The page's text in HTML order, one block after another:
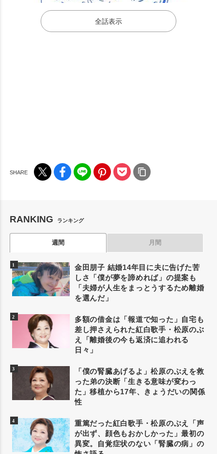
全話表示
RANKING ランキング
週間 月間
金田朋子 結婚14年目に夫に告げた苦
しさ「僕が夢を諦めれば」の提案も
「夫婦が人生をまっとうするため離婚
を選んだ」
多額の借金は「報道で知った」自宅も
差し押さえられた紅白歌手・松原のぶ
え「離婚後の今も返済に追われる
日々」
「僕の腎臓あげるよ」松原のぶえを救
った弟の決断「生きる意味が変わっ
た」移植から17年、きょうだいの関係
性
重篤だった紅白歌手・松原のぶえ「声
が出ず、顔色もおかしかった」最初の
異変。自覚症状のない「腎臓の病」の